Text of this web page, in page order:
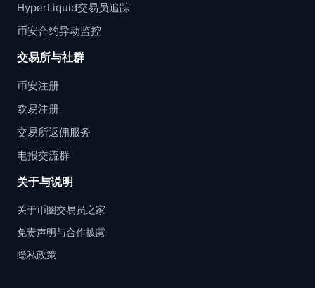
HyperLiquid交易员追踪
币安合约异动监控
交易所与社群
币安注册
欧易注册
交易所返佣服务
电报交流群
关于与说明
关于币圈交易员之家
免责声明与合作披露
隐私政策